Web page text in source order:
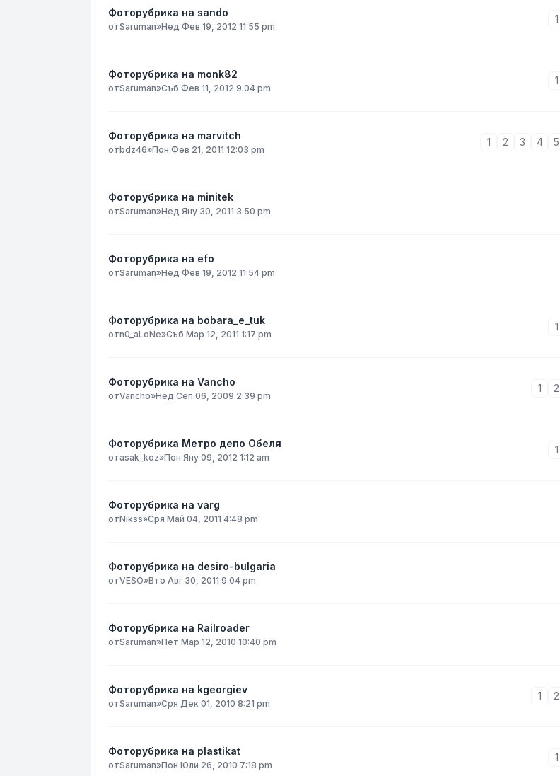
Фоторубрика на sando
отSaruman»Нед Фев 19, 2012 11:55 pm
1
Фоторубрика на monk82
отSaruman»Съб Фев 11, 2012 9:04 pm
1
Фоторубрика на marvitch
отbdz46»Пон Фев 21, 2011 12:03 pm
1 2 3 4 5
Фоторубрика на minitek
отSaruman»Нед Яну 30, 2011 3:50 pm
Фоторубрика на efo
отSaruman»Нед Фев 19, 2012 11:54 pm
Фоторубрика на bobara_e_tuk
отn0_aLoNe»Съб Мар 12, 2011 1:17 pm
1
Фоторубрика на Vancho
отVancho»Нед Сеп 06, 2009 2:39 pm
1 2
Фоторубрика Метро депо Обеля
отasak_koz»Пон Яну 09, 2012 1:12 am
1
Фоторубрика на varg
отNikss»Сря Май 04, 2011 4:48 pm
Фоторубрика на desiro-bulgaria
отVESO»Вто Авг 30, 2011 9:04 pm
Фоторубрика на Railroader
отSaruman»Пет Мар 12, 2010 10:40 pm
Фоторубрика на kgeorgiev
отSaruman»Сря Дек 01, 2010 8:21 pm
1 2
Фоторубрика на plastikat
отSaruman»Пон Юли 26, 2010 7:18 pm
1